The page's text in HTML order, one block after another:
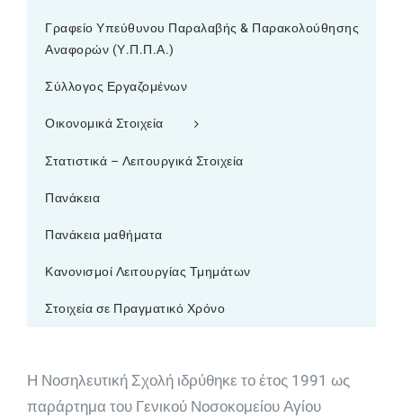
Γραφείο Υπεύθυνου Παραλαβής & Παρακολούθησης
Αναφορών (Υ.Π.Π.Α.)
Σύλλογος Εργαζομένων
Οικονομικά Στοιχεία
Στατιστικά – Λειτουργικά Στοιχεία
Πανάκεια
Πανάκεια μαθήματα
Κανονισμοί Λειτουργίας Τμημάτων
Στοιχεία σε Πραγματικό Χρόνο
Η Νοσηλευτική Σχολή ιδρύθηκε το έτος 1991 ως
παράρτημα του Γενικού Νοσοκομείου Αγίου